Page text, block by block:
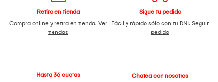
Retiro en tienda
Compra online y retira en tienda. Ver
tiendas
Sigue tu pedido
Fácil y rápido sólo con tu DNI. Seguir
pedido
Hasta 36 cuotas
Chatea con nosotros